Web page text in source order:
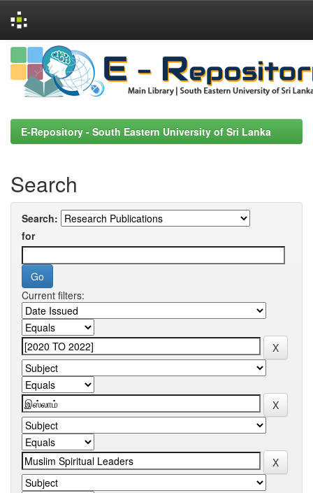
Skip
navigation
E-Repository - South Eastern University of Sri Lanka
Search
Search:
for
Current filters: